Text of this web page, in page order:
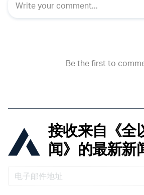
接收来自《全
闻》的最新新